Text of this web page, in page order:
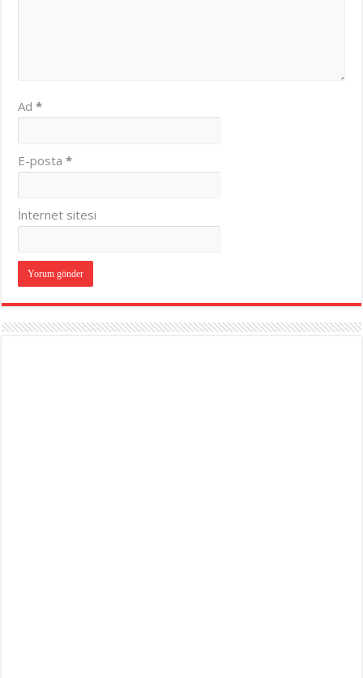
Ad*
E-posta*
İnternet sitesi